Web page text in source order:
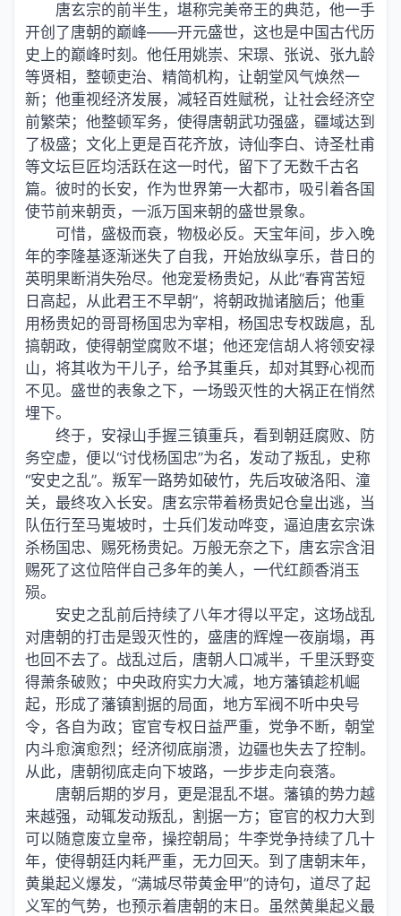
唐玄宗的前半生，堪称完美帝王的典范，他一手
开创了唐朝的巅峰——开元盛世，这也是中国古代历
史上的巅峰时刻。他任用姚崇、宋璟、张说、张九龄
等贤相，整顿吏治、精简机构，让朝堂风气焕然一
新；他重视经济发展，减轻百姓赋税，让社会经济空
前繁荣；他整顿军务，使得唐朝武功强盛，疆域达到
了极盛；文化上更是百花齐放，诗仙李白、诗圣杜甫
等文坛巨匠均活跃在这一时代，留下了无数千古名
篇。彼时的长安，作为世界第一大都市，吸引着各国
使节前来朝贡，一派万国来朝的盛世景象。
可惜，盛极而衰，物极必反。天宝年间，步入晚
年的李隆基逐渐迷失了自我，开始放纵享乐，昔日的
英明果断消失殆尽。他宠爱杨贵妃，从此“春宵苦短
日高起，从此君王不早朝”，将朝政抛诸脑后；他重
用杨贵妃的哥哥杨国忠为宰相，杨国忠专权跋扈，乱
搞朝政，使得朝堂腐败不堪；他还宠信胡人将领安禄
山，将其收为干儿子，给予其重兵，却对其野心视而
不见。盛世的表象之下，一场毁灭性的大祸正在悄然
埋下。
终于，安禄山手握三镇重兵，看到朝廷腐败、防
务空虚，便以“讨伐杨国忠”为名，发动了叛乱，史称
“安史之乱”。叛军一路势如破竹，先后攻破洛阳、潼
关，最终攻入长安。唐玄宗带着杨贵妃仓皇出逃，当
队伍行至马嵬坡时，士兵们发动哗变，逼迫唐玄宗诛
杀杨国忠、赐死杨贵妃。万般无奈之下，唐玄宗含泪
赐死了这位陪伴自己多年的美人，一代红颜香消玉
殒。
安史之乱前后持续了八年才得以平定，这场战乱
对唐朝的打击是毁灭性的，盛唐的辉煌一夜崩塌，再
也回不去了。战乱过后，唐朝人口减半，千里沃野变
得萧条破败；中央政府实力大减，地方藩镇趁机崛
起，形成了藩镇割据的局面，地方军阀不听中央号
令，各自为政；宦官专权日益严重，党争不断，朝堂
内斗愈演愈烈；经济彻底崩溃，边疆也失去了控制。
从此，唐朝彻底走向下坡路，一步步走向衰落。
唐朝后期的岁月，更是混乱不堪。藩镇的势力越
来越强，动辄发动叛乱，割据一方；宦官的权力大到
可以随意废立皇帝，操控朝局；牛李党争持续了几十
年，使得朝廷内耗严重，无力回天。到了唐朝末年，
黄巢起义爆发，“满城尽带黄金甲”的诗句，道尽了起
义军的气势，也预示着唐朝的末日。虽然黄巢起义最